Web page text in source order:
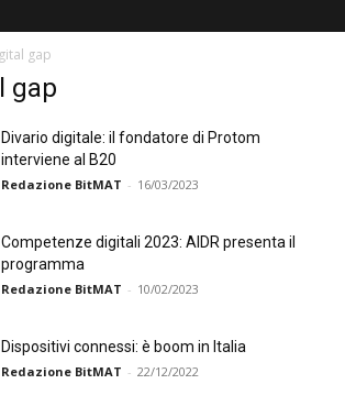
gap
gap
Divario digitale: il fondatore di Protom
interviene al B20
Redazione BitMAT - 16/03/2023
Competenze digitali 2023: AIDR presenta il
programma
Redazione BitMAT - 10/02/2023
Dispositivi connessi: è boom in Italia
Redazione BitMAT - 22/12/2022